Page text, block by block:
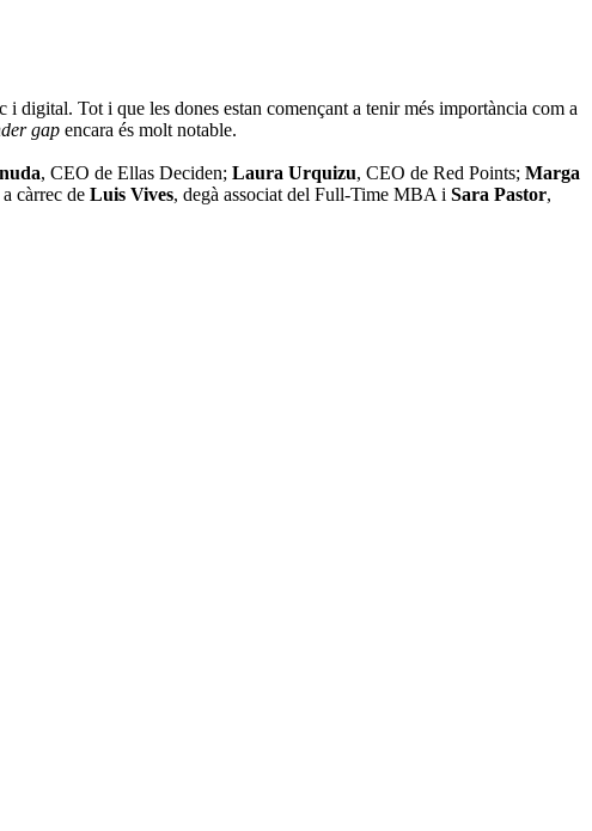
digital. Tot i que les dones estan començant a tenir més importància com a
gap encara és molt notable.
, CEO de Ellas Deciden; Laura Urquizu, CEO de Red Points; Marga
càrrec de Luis Vives, degà associat del Full-Time MBA i Sara Pastor,